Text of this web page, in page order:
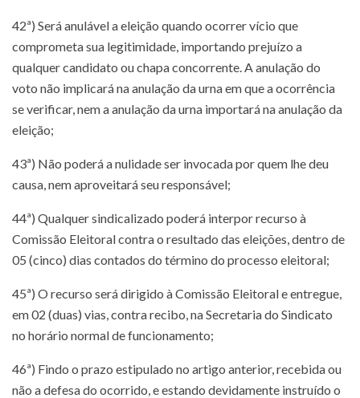
42ª) Será anulável a eleição quando ocorrer vício que
comprometa sua legitimidade, importando prejuízo a
qualquer candidato ou chapa concorrente. A anulação do
voto não implicará na anulação da urna em que a ocorrência
se verificar, nem a anulação da urna importará na anulação da
eleição;
43ª) Não poderá a nulidade ser invocada por quem lhe deu
causa, nem aproveitará seu responsável;
44ª) Qualquer sindicalizado poderá interpor recurso à
Comissão Eleitoral contra o resultado das eleições, dentro de
05 (cinco) dias contados do término do processo eleitoral;
45ª) O recurso será dirigido à Comissão Eleitoral e entregue,
em 02 (duas) vias, contra recibo, na Secretaria do Sindicato
no horário normal de funcionamento;
46ª) Findo o prazo estipulado no artigo anterior, recebida ou
não a defesa do ocorrido, e estando devidamente instruído o